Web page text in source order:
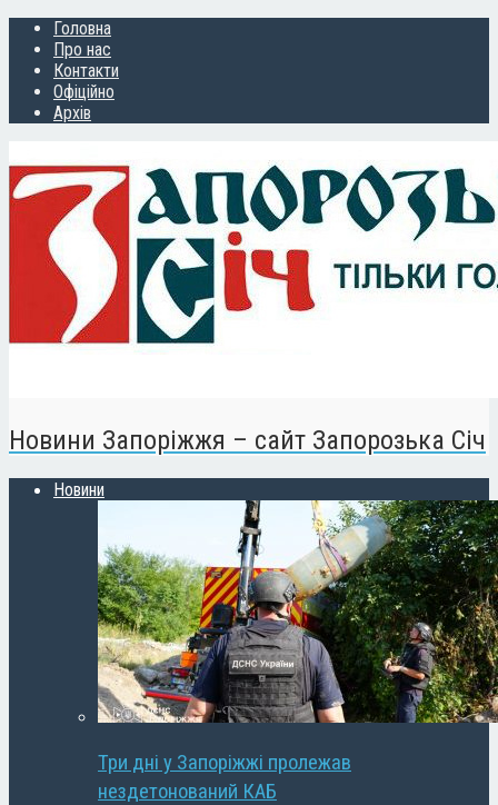
Головна
Про нас
Контакти
Офіційно
Архів
Новини Запоріжжя – сайт Запорозька Січ
Новини
Три дні у Запоріжжі пролежав
нездетонований КАБ